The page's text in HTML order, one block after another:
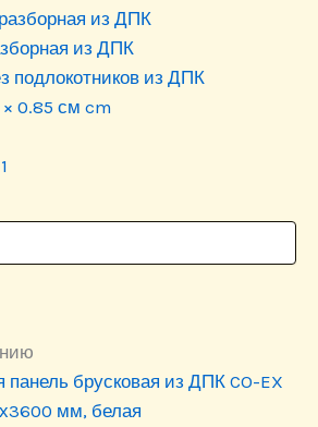
из ДПК
подлокотников из ДПК
× 0.85 см cm